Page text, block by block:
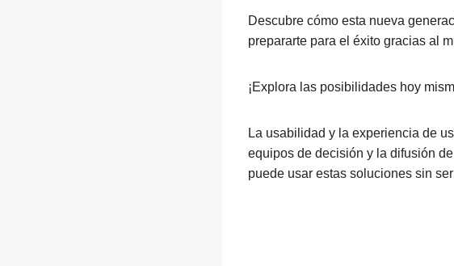
Descubre cómo esta nueva
prepararte para el éxito gracias al
¡Explora las posibilidades hoy
La usabilidad y la experiencia de
equipos de decisión y la difusión
puede usar estas soluciones sin